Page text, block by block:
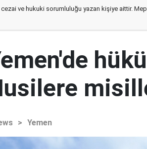
cezai ve hukuki sorumluluğu yazan kişiye aittir.
> Yemen